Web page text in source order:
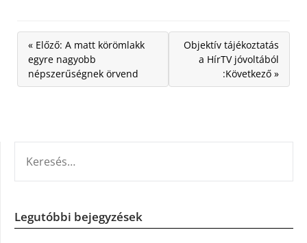
« Előző: A matt körömlakk
egyre nagyobb
népszerűségnek örvend
Objektív tájékoztatás
a HírTV jóvoltából
:Következő »
Legutóbbi bejegyzések